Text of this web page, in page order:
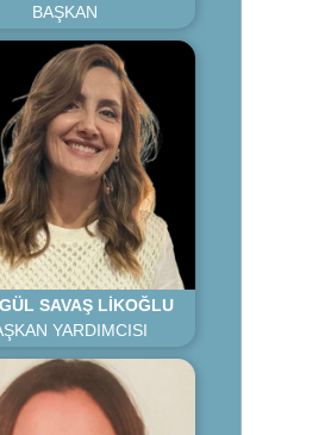
BAŞKAN
SAVAŞ LİKOĞLU
YARDIMCISI